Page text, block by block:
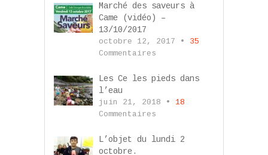
Marché des saveurs à
Came (vidéo) –
13/10/2017
octobre 12, 2017 • 35
Commentaires
Les Ce les pieds dans
l’eau
juin 21, 2018 • 18
Commentaires
L’objet du lundi 2
octobre.